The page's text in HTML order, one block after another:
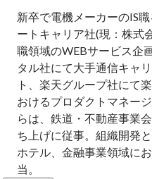
新卒で電機メーカーのIS
ートキャリア社(現：株式
職領域のWEBサービス企
タル社にて大手通信キャ
ト、楽天グループ社にて
おけるプロダクトマネー
らは、鉄道・不動産事業
ち上げに従事。組織開発
ホテル、金融事業領域に
当。